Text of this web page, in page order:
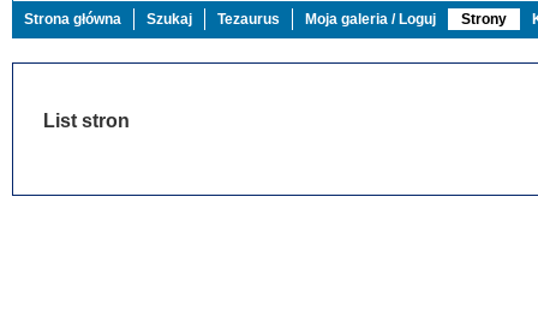
Strona główna Szukaj Tezaurus Moja galeria / Loguj Strony
List stron